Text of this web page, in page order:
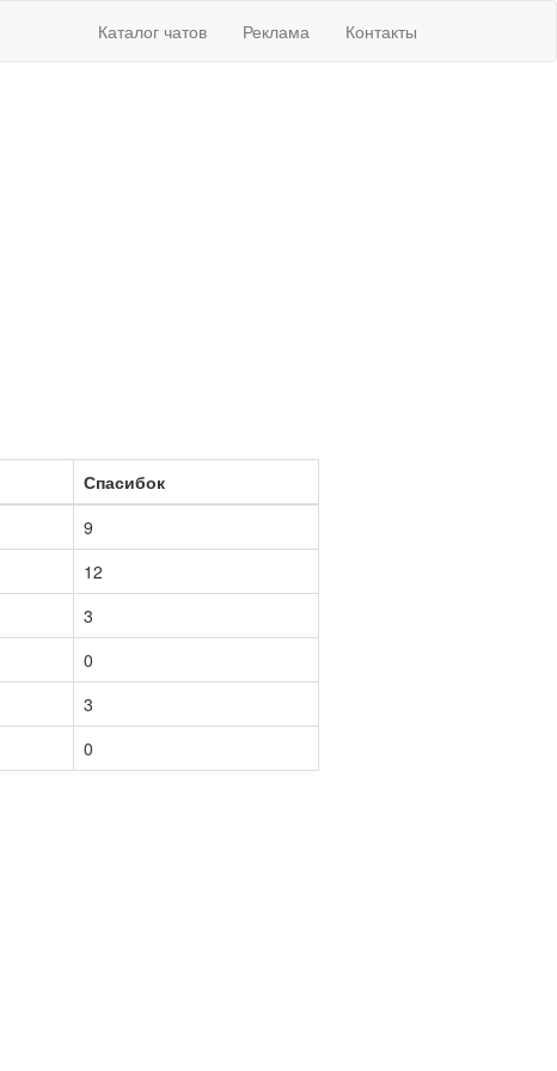
Каталог чатов Реклама Контакты
Спасибок
9
12
3
0
3
0